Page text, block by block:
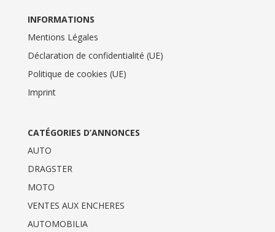
INFORMATIONS
Mentions Légales
Déclaration de confidentialité (UE)
Politique de cookies (UE)
Imprint
CATÉGORIES D’ANNONCES
AUTO
DRAGSTER
MOTO
VENTES AUX ENCHERES
AUTOMOBILIA